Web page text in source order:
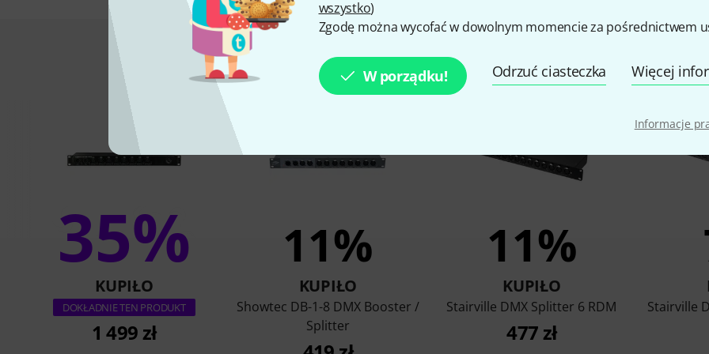
wszystko)
Zgodę można wycofać w dowolnym momencie za pośrednictwem
W porządku! Odrzuć ciasteczka Więcej
Informacje
To jest to, co kupili klienci, którzy
35%
KUPIŁO
DOKŁADNIE TEN PRODUKT
1 499 zł
11%
KUPIŁO
Showtec DB-1-8 DMX Booster /
Splitter
11%
KUPIŁO
Stairville DMX Splitter 6 RDM
477 zł
Stairville